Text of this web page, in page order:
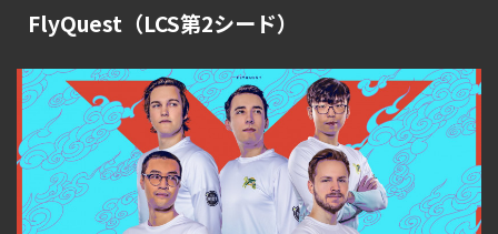
FlyQuest（LCS第2シード）